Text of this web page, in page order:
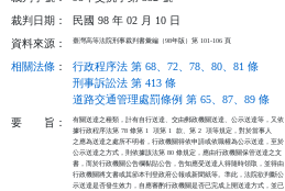
裁判日期：
民國 98 年 02 月 10 日
資料來源：
臺灣高等法院刑事裁判書彙編（98年版）第 101-106 頁
相關法條 ：
行政程序法 第 68、72、78、80、81 條
刑事訴訟法 第 413 條
道路交通管理處罰條例 第 65、87、89 條
要
旨：
有關送達之種類，計有自行送達、交由郵政機關送達、公示送達等，又依
據行政程序法第 78 條第 1  項第 1  款、第 2  項等規定，對於當事人
之應為送達之處所不明者，行政機關得依申請或依職權為公示送達，至於
公示送達之方式，則依據該法第 80 條規定，應由行政機關保管送達之文
書，而於行政機關公告欄黏貼公告，告知應受送達人得隨時領取，並得由
行政機關將文書或其節本刊登政府公報或新聞紙等。準此，法院欲判斷公
示送達是否發生效力，自應審酌行政機關是否已完成上開送達方式，並已